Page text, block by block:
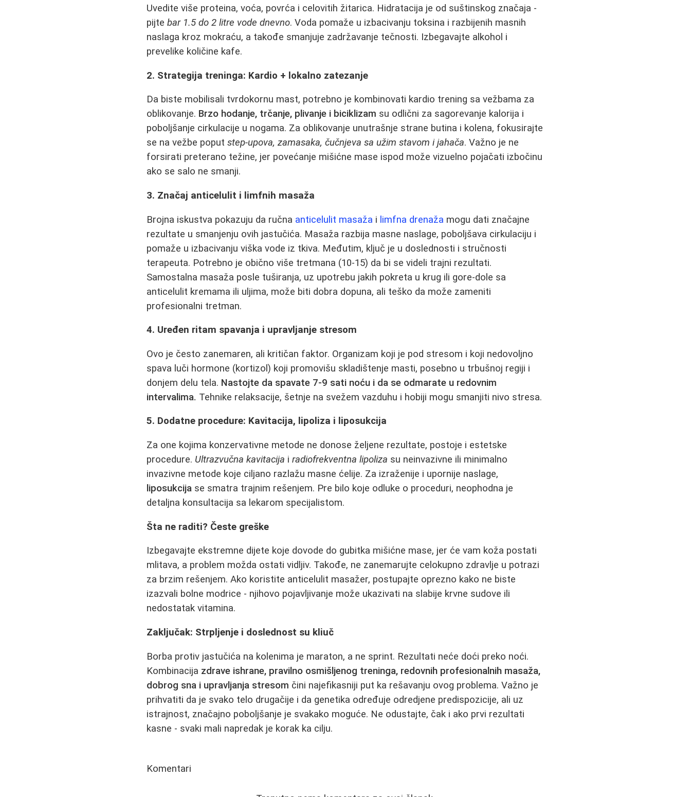
Uvedite više proteina, voća, povrća i celovitih žitarica. Hidratacija je od suštinskog značaja -
pijtebar 1.5 do 2 litre vode dnevno. Voda pomaže u izbacivanju toksina i razbijenih masnih
naslaga kroz mokraću, a takođe smanjuje zadržavanje tečnosti. Izbegavajte alkohol i
prevelike količine kafe.
2. Strategija treninga: Kardio + lokalno zatezanje
Da biste mobilisali tvrdokornu mast, potrebno je kombinovati kardio trening sa vežbama za
oblikovanje. Brzo hodanje, trčanje, plivanje i biciklizam su odlični za sagorevanje kalorija i
poboljšanje cirkulacije u nogama. Za oblikovanje unutrašnje strane butina i kolena, fokusirajte
se na vežbe poputstep-upova, zamasaka, čučnjeva sa užim stavom i jahača. Važno je ne
forsirati preterano težine, jer povećanje mišićne mase ispod može vizuelno pojačati izbočinu
ako se salo ne smanji.
3. Značaj anticelulit i limfnih masaža
Brojna iskustva pokazuju da ručna anticelulit masaža i limfna drenaža mogu dati značajne
rezultate u smanjenju ovih jastučića. Masaža razbija masne naslage, poboljšava cirkulaciju i
pomaže u izbacivanju viška vode iz tkiva. Međutim, ključ je u doslednosti i stručnosti
terapeuta. Potrebno je obično više tretmana (10-15) da bi se videli trajni rezultati.
Samostalna masaža posle tuširanja, uz upotrebu jakih pokreta u krug ili gore-dole sa
anticelulit kremama ili uljima, može biti dobra dopuna, ali teško da može zameniti
profesionalni tretman.
4. Uređen ritam spavanja i upravljanje stresom
Ovo je često zanemaren, ali kritičan faktor. Organizam koji je pod stresom i koji nedovoljno
spava luči hormone (kortizol) koji promovišu skladištenje masti, posebno u trbušnoj regiji i
donjem delu tela. Nastojte da spavate 7-9 sati noću i da se odmarate u redovnim
intervalima. Tehnike relaksacije, šetnje na svežem vazduhu i hobiji mogu smanjiti nivo stresa.
5. Dodatne procedure: Kavitacija, lipoliza i liposukcija
Za one kojima konzervativne metode ne donose željene rezultate, postoje i estetske
procedure. Ultrazvučna kavitacija iradiofrekventna lipoliza su neinvazivne ili minimalno
invazivne metode koje ciljano razlažu masne ćelije. Za izraženije i upornije naslage,
liposukcija se smatra trajnim rešenjem. Pre bilo koje odluke o proceduri, neophodna je
detaljna konsultacija sa lekarom specijalistom.
Šta ne raditi? Česte greške
Izbegavajte ekstremne dijete koje dovode do gubitka mišićne mase, jer će vam koža postati
mlitava, a problem možda ostati vidljiv. Takođe, ne zanemarujte celokupno zdravlje u potrazi
za brzim rešenjem. Ako koristite anticelulit masažer, postupajte oprezno kako ne biste
izazvali bolne modrice - njihovo pojavljivanje može ukazivati na slabije krvne sudove ili
nedostatak vitamina.
Zaključak: Strpljenje i doslednost su kliuč
Borba protiv jastučića na kolenima je maraton, a ne sprint. Rezultati neće doći preko noći.
Kombinacija zdrave ishrane, pravilno osmišljenog treninga, redovnih profesionalnih masaža,
dobrog sna i upravljanja stresom čini najefikasniji put ka rešavanju ovog problema. Važno je
prihvatiti da je svako telo drugačije i da genetika određuje odredjene predispozicije, ali uz
istrajnost, značajno poboljšanje je svakako moguće. Ne odustajte, čak i ako prvi rezultati
kasne - svaki mali napredak je korak ka cilju.
Komentari